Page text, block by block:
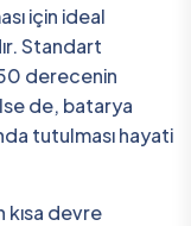
için ideal
Standart
derecenin
de, batarya
tutulması hayati
devre